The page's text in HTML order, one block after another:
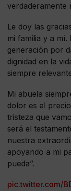
verdaderamente
Le doy las
mi familia y a
generación por
dignidad en la
siempre
Mi abuela
dolor es el
tristeza que
será el
nuestra
apoyando a mi
pueda”.
pic.twitter.com/